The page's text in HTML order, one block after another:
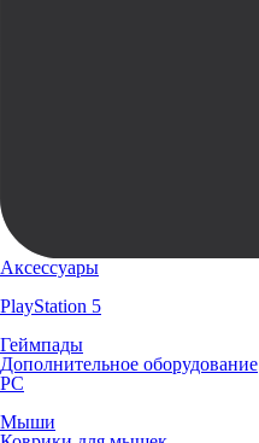
Аксессуары
PlayStation 5
Геймпады
Дополнительное оборудование
PC
Мыши